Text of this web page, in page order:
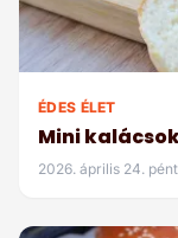
ÉDES ÉLET
Mini
2026. április 24.